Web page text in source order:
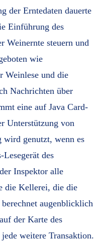
der Erntedaten dauerte
Einführung des
Weinernte steuern und
wie
Weinlese und die
Nachrichten über
eine auf Java Card-
Unterstützung von
wird genutzt, wenn es
des
Inspektor alle
die Kellerei, die die
augenblicklich
der Karte des
weitere Transaktion.